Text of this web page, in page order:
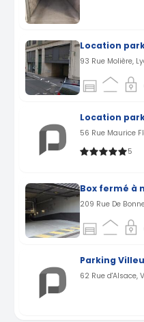
56 Rue Maurice
5
209 Rue De
62 Rue d'Alsace,